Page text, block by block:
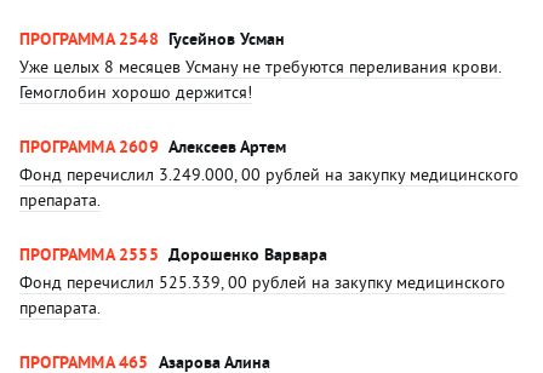
ПРОГРАММА 2548 Гусейнов Усман
Уже целых 8 месяцев Усману не требуются переливания крови.
Гемоглобин хорошо держится!
ПРОГРАММА 2609 Алексеев Артем
Фонд перечислил 3.249.000, 00 рублей на закупку медицинского
препарата.
ПРОГРАММА 2555 Дорошенко Варвара
Фонд перечислил 525.339, 00 рублей на закупку медицинского
препарата.
ПРОГРАММА 465 Азарова Алина